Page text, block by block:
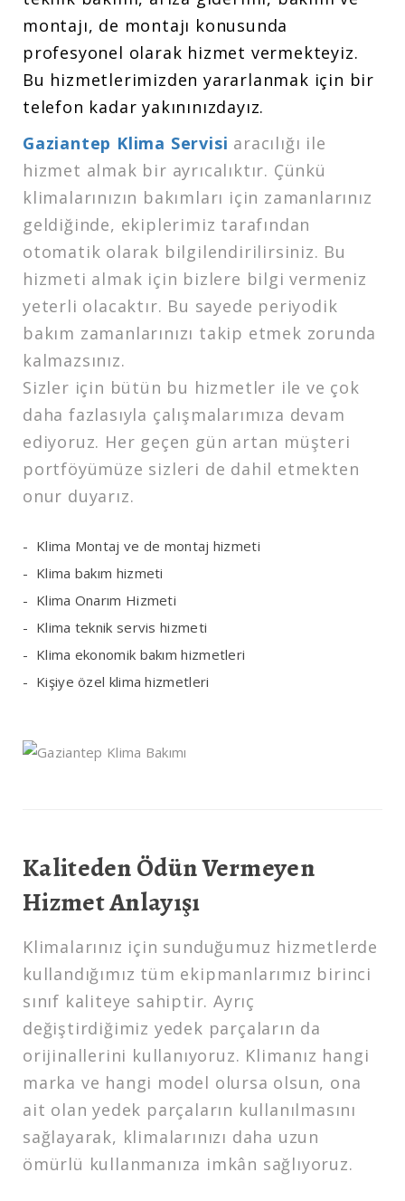
montajı, de montajı konusunda
profesyonel olarak hizmet vermekteyiz.
Bu hizmetlerimizden yararlanmak için bir
telefon kadar yakınınızdayız.
Gaziantep Klima Servisi aracılığı ile
hizmet almak bir ayrıcalıktır. Çünkü
klimalarınızın bakımları için zamanlarınız
geldiğinde, ekiplerimiz tarafından
otomatik olarak bilgilendirilirsiniz. Bu
hizmeti almak için bizlere bilgi vermeniz
yeterli olacaktır. Bu sayede periyodik
bakım zamanlarınızı takip etmek zorunda
kalmazsınız.
Sizler için bütün bu hizmetler ile ve çok
daha fazlasıyla çalışmalarımıza devam
ediyoruz. Her geçen gün artan müşteri
portföyümüze sizleri de dahil etmekten
onur duyarız.
Klima Montaj ve de montaj hizmeti
Klima bakım hizmeti
Klima Onarım Hizmeti
Klima teknik servis hizmeti
Klima ekonomik bakım hizmetleri
Kişiye özel klima hizmetleri
Kaliteden Ödün Vermeyen
Hizmet Anlayışı
Klimalarınız için sunduğumuz hizmetlerde
kullandığımız tüm ekipmanlarımız birinci
sınıf kaliteye sahiptir. Ayrıç
değiştirdiğimiz yedek parçaların da
orijinallerini kullanıyoruz. Klimanız hangi
marka ve hangi model olursa olsun, ona
ait olan yedek parçaların kullanılmasını
sağlayarak, klimalarınızı daha uzun
ömürlü kullanmanıza imkân sağlıyoruz.